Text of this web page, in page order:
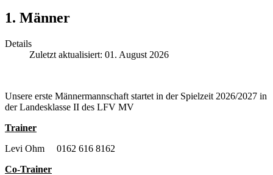
1. Männer
Details
Zuletzt aktualisiert: 01. August 2026
Unsere erste Männermannschaft startet in der Spielzeit 2026/2027 in
der Landesklasse II des LFV MV
Trainer
Levi Ohm 0162 616 8162
Co-Trainer